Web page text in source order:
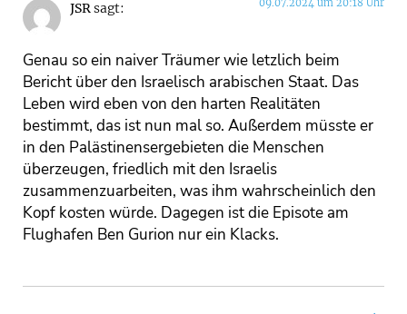
JSRsagt: 09.07.2024 um 20:18 Uhr
Genau so ein naiver Träumer wie letzlich beim
Bericht über den Israelisch arabischen Staat. Das
Leben wird eben von den harten Realitäten
bestimmt, das ist nun mal so. Außerdem müsste er
in den Palästinensergebieten die Menschen
überzeugen, friedlich mit den Israelis
zusammenzuarbeiten, was ihm wahrscheinlich den
Kopf kosten würde. Dagegen ist die Episote am
Flughafen Ben Gurion nur ein Klacks.